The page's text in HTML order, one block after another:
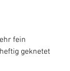
fein
geknetet